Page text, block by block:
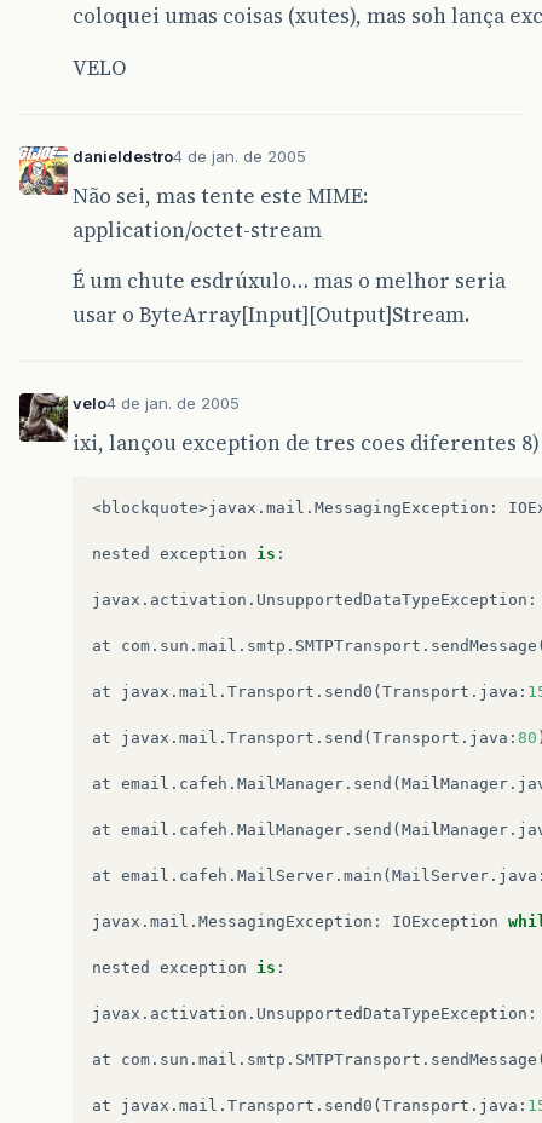
coloquei umas coisas (xutes), mas soh lança
VELO
danieldestro4 de jan. de 2005
Não sei, mas tente este MIME:
application/octet-stream
É um chute esdrúxulo… mas o melhor seria
usar o ByteArray[Input][Output]Stream.
velo4 de jan. de 2005
ixi, lançou exception de tres coes diferentes 8)
<blockquote>javax . mail . MessagingException :
nested exception is :
javax . activation . UnsupportedDataTypeException :
at com . sun . mail . smtp . SMTPTransport . sendMessage
at javax . mail . Transport . send0 ( Transport . java :
at javax . mail . Transport . send ( Transport . java : 80
at email . cafeh . MailManager . send ( MailManager .
at email . cafeh . MailManager . send ( MailManager .
at email . cafeh . MailServer . main ( MailServer . java
javax . mail . MessagingException : IOException
nested exception is :
javax . activation . UnsupportedDataTypeException :
at com . sun . mail . smtp . SMTPTransport . sendMessage
at javax . mail . Transport . send0 ( Transport . java :